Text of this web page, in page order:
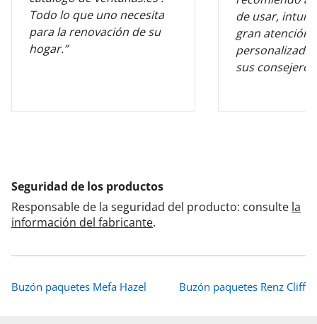
Todo lo que uno necesita
para la renovación de su
hogar.”
de usar,
gran atención
personalizada
sus
Seguridad de los productos
Responsable de la seguridad del producto: consulte la
información del fabricante.
Buzón paquetes Mefa Hazel Buzón paquetes Renz Cliff